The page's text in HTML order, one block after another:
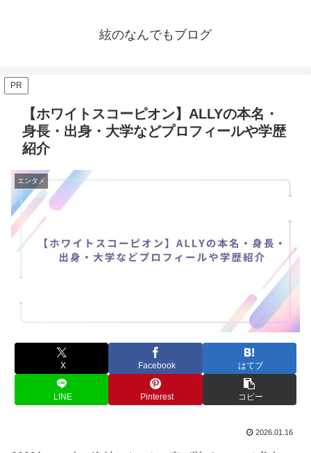
絃のなんでもブログ
PR
【ホワイトスコーピオン】ALLYの本名・
身長・出身・大学などプロフィールや学歴
紹介
エンタメ
X Facebook はてブ
LINE Pinterest コピー
2026.01.16